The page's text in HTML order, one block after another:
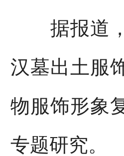
据报道，
汉墓出土服
物服饰形象
专题研究。